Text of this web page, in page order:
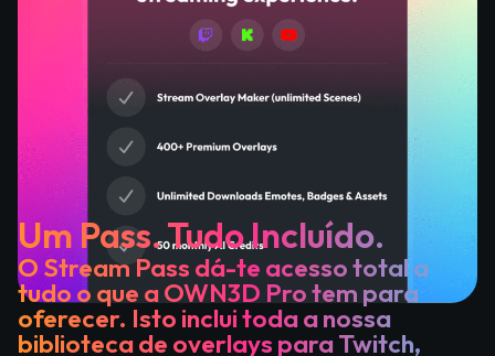
Um Pass. Tudo Incluído.
O Stream Pass dá-te acesso total a
tudo o que a OWN3D Pro tem para
oferecer. Isto inclui toda a nossa
biblioteca de overlays para Twitch,